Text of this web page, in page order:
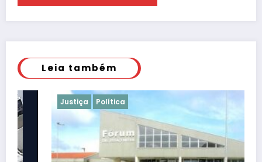
Leia também
Política